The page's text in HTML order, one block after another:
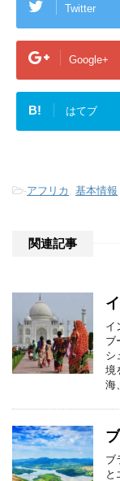
Twitter
Google+
B! はてブ
-アフリカ 基本情報
関連記事
イ
ブ
シ
境
海
ブ
と